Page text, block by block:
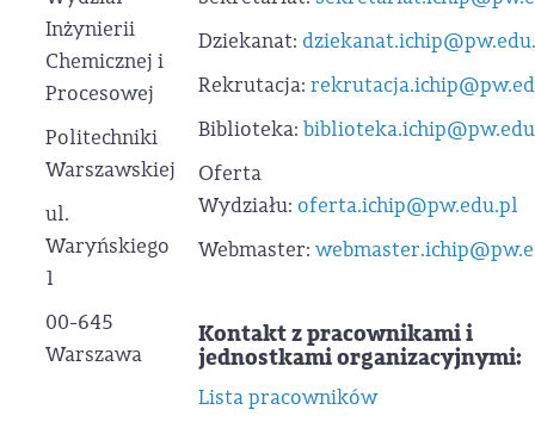
Inżynierii
Chemicznej i
Procesowej
Politechniki
Warszawskiej
ul.
Waryńskiego
1
00-645
Warszawa
Dziekanat:
Rekrutacja:
Biblioteka:
Oferta
Wydziału: oferta.ichip@pw.edu.pl
Webmaster:
Kontakt z pracownikami i
jednostkami organizacyjnymi:
Lista pracowników